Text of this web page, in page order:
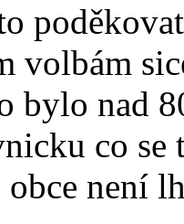
volbám
bylo nad
co
obce není